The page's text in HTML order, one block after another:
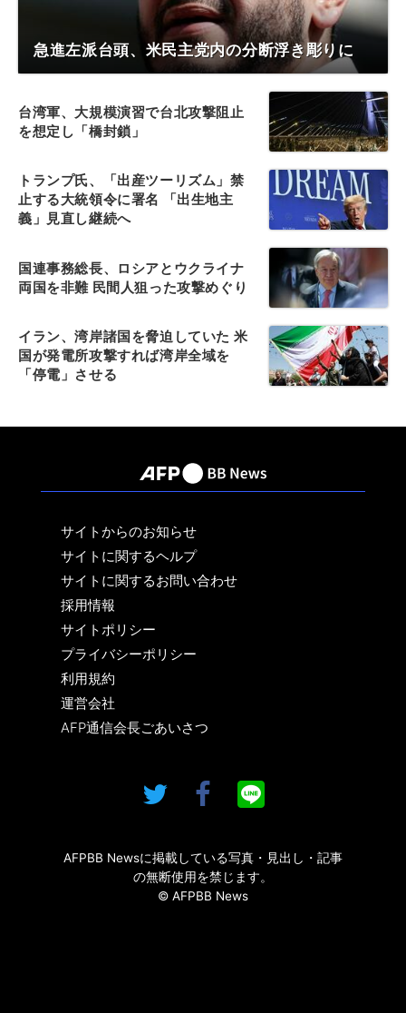
急進左派台頭、米民主党内の分断浮き彫りに
台湾軍、大規模演習で台北攻撃阻止
を想定し「橋封鎖」
トランプ氏、「出産ツーリズム」禁
止する大統領令に署名 「出生地主
義」見直し継続へ
国連事務総長、ロシアとウクライナ
両国を非難 民間人狙った攻撃めぐり
イラン、湾岸諸国を脅迫していた 米
国が発電所攻撃すれば湾岸全域を
「停電」させる
サイトからのお知らせ
サイトに関するヘルプ
サイトに関するお問い合わせ
採用情報
サイトポリシー
プライバシーポリシー
利用規約
運営会社
AFP通信会長ごあいさつ
AFPBB Newsに掲載している写真・見出し・記事
の無断使用を禁じます。
© AFPBB News